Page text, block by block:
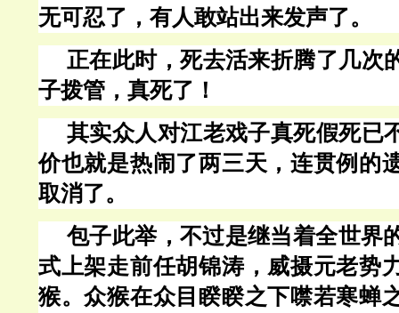
无可忍了，有人敢站出来发声了。
正在此时，死去活来折腾了几次
子拨管，真死了！
其实众人对江老戏子真死假死已
价也就是热闹了两三天，连贯例的
取消了。
包子此举，不过是继当着全世界
式上架走前任胡锦涛，威摄元老势
猴。众猴在众目睽睽之下噤若寒蝉